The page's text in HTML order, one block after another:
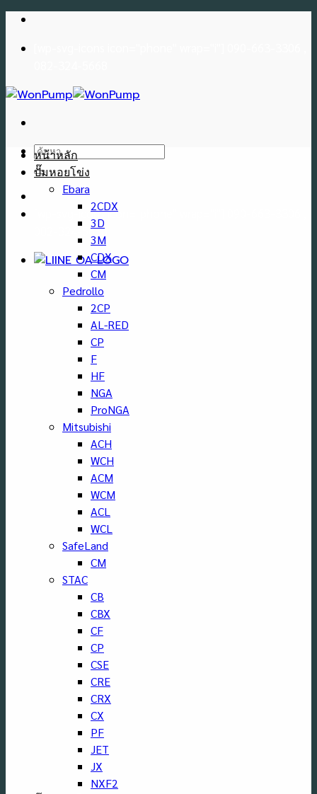
Skip
content
ค้นหา:
[wp-svg-icons icon="phone" wrap="i"] 090-663-3306 ,
082-324-5668
หน้าหลัก
ปั๊มหอยโข่ง
Ebara
2CDX
3D
3M
CDX
CM
Pedrollo
2CP
AL-RED
CP
F
HF
NGA
ProNGA
Mitsubishi
ACH
WCH
ACM
WCM
ACL
WCL
SafeLand
CM
STAC
CB
CBX
CF
CP
CSE
CRE
CRX
CX
PF
JET
JX
NXF2